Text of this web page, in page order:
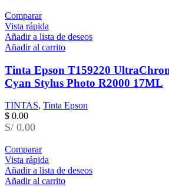
Comparar
Vista rápida
Añadir a lista de deseos
Añadir al carrito
Tinta Epson T159220
Cyan Stylus Photo R2000 17ML
TINTAS, Tinta Epson
$ 0.00
S/ 0.00
Comparar
Vista rápida
Añadir a lista de deseos
Añadir al carrito